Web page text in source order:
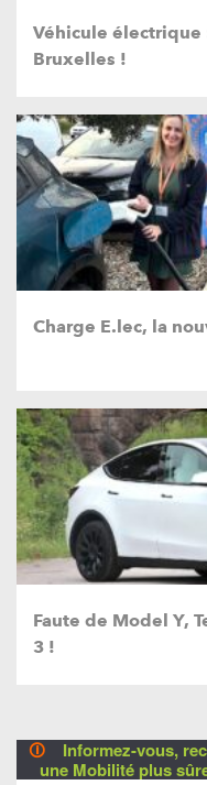
Véhicule électrique
Bruxelles !
Charge E.lec, la
Faute de Model Y,
3 !
🛈
Informez-vous,
une Mobilité plus